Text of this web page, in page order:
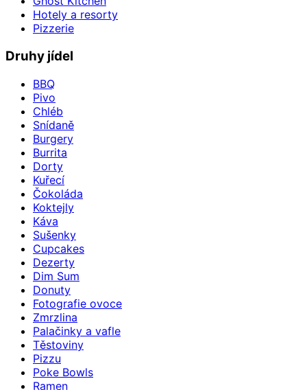
Hotely a resorty
Pizzerie
Druhy jídel
BBQ
Pivo
Chléb
Snídaně
Burgery
Burrita
Dorty
Kuřecí
Čokoláda
Koktejly
Káva
Sušenky
Cupcakes
Dezerty
Dim Sum
Donuty
Fotografie ovoce
Zmrzlina
Palačinky a vafle
Těstoviny
Pizzu
Poke Bowls
Ramen